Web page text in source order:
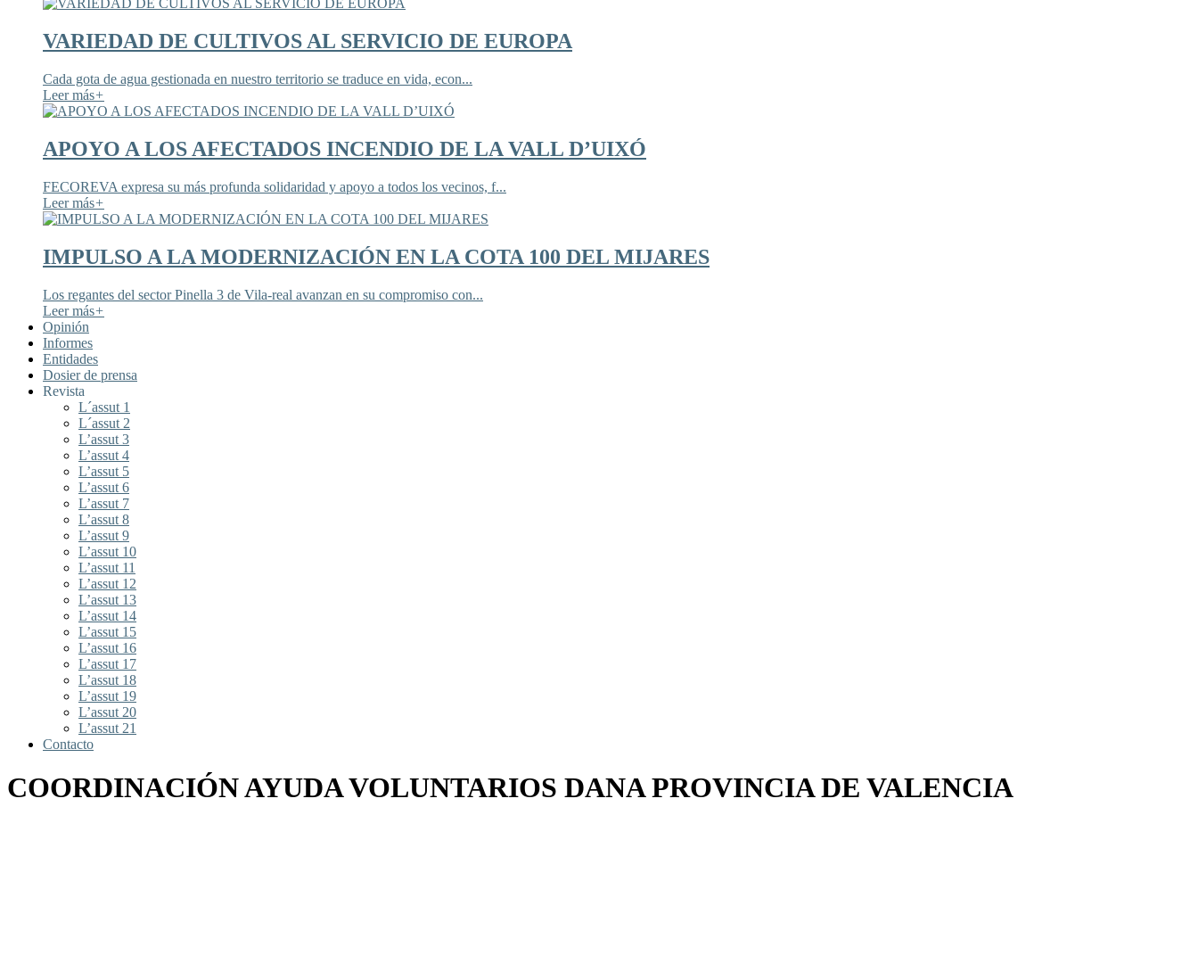
VARIEDAD DE CULTIVOS AL SERVICIO DE EUROPA
Cada gota de agua gestionada en nuestro territorio se traduce en vida, econ...
Leer más+
APOYO A LOS AFECTADOS INCENDIO DE LA VALL D’UIXÓ
FECOREVA expresa su más profunda solidaridad y apoyo a todos los vecinos, f...
Leer más+
IMPULSO A LA MODERNIZACIÓN EN LA COTA 100 DEL MIJARES
Los regantes del sector Pinella 3 de Vila-real avanzan en su compromiso con...
Leer más+
Opinión
Informes
Entidades
Dosier de prensa
Revista
L´assut 1
L´assut 2
L’assut 3
L’assut 4
L’assut 5
L’assut 6
L’assut 7
L’assut 8
L’assut 9
L’assut 10
L’assut 11
L’assut 12
L’assut 13
L’assut 14
L’assut 15
L’assut 16
L’assut 17
L’assut 18
L’assut 19
L’assut 20
L’assut 21
Contacto
COORDINACIÓN AYUDA VOLUNTARIOS DANA PROVINCIA DE VALENCIA